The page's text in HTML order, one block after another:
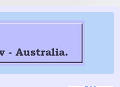
257